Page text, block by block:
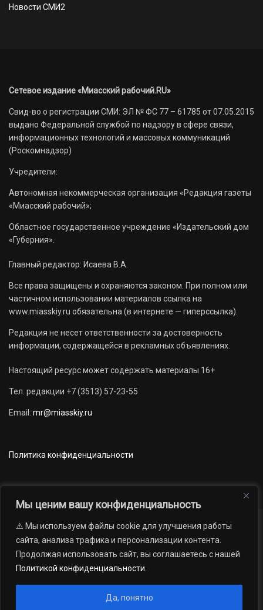
Мы ценим вашу конфиденциальность
⚠️ Мы используем файлы cookie для улучшения работы
сайта, анализа трафика и персонализации контента.
Продолжая использовать сайт, вы соглашаетесь с нашей
Политикой конфиденциальности
Да, понятно
Новости СМИ2
Сетевое издание «Миасский рабочий.RU»
Свид-во о регистрации СМИ: ЭЛ № ФС 77 – 61785 от 07.05.2015
выдано Федеральной службой по надзору в сфере связи,
информационных технологий и массовых коммуникаций
(Роскомнадзор)
Учредители:
Автономная некоммерческая организация «Редакция газеты
«Миасский рабочий»;
Областное государственное учреждение «Издательский дом
«Губерния».
Главный редактор: Исаева В.А.
Все права защищены и охраняются законом. При полном или
частичном использовании материалов ссылка на
www.miasskiy.ru обязательна (в интернете — гиперссылка).
Редакция не несет ответственности за достоверность
информации, содержащейся в рекламных объявлениях.
Настоящий ресурс может содержать материалы 16+
Тел. редакции +7 (3513) 57-23-55
Email: mr@miasskiy.ru
Политика конфиденциальности
Новости Наши проекты
Официально
АРХИВ
16+
газеты «Миасский рабочий»; Областное государственное учреждение
«Издательский дом «Губерния». Все права защищены.
Андрей Петрович Попов